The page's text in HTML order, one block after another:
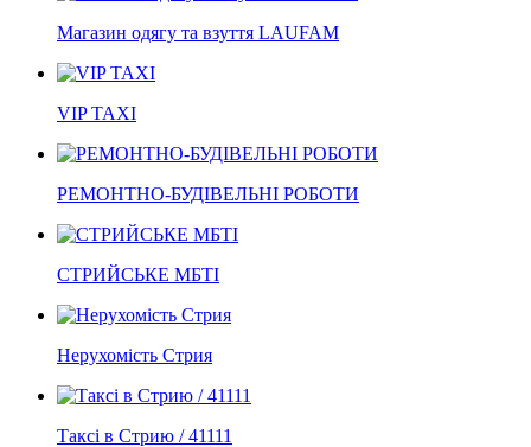
Магазин одягу та взуття LAUFAM
VIP TAXI
РЕМОНТНО-БУДІВЕЛЬНІ РОБОТИ
СТРИЙСЬКЕ МБТІ
Нерухомість Стрия
Таксі в Стрию / 41111